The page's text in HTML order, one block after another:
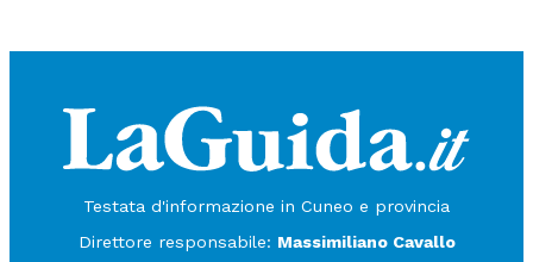
Testata d'informazione in Cuneo e provincia
Direttore responsabile: Massimiliano Cavallo